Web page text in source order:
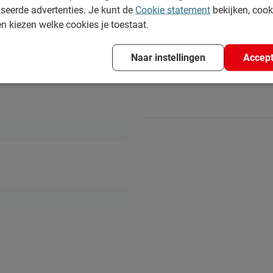
Hr. Ritmeester 4 december 2024
advertenties. Je kunt de Cookie statement bekijken,
kiezen welke cookies je toestaat.
Naar instellingen